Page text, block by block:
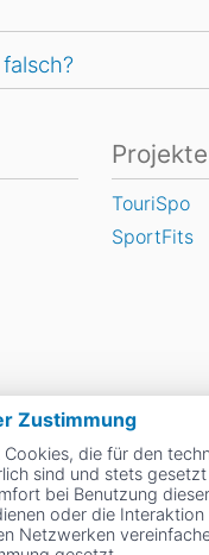
Zustimmung
die für den
sind und stets
bei Benutzung
oder die Interaktion
Netzwerken
Projekte
TouriSpo
SportFits